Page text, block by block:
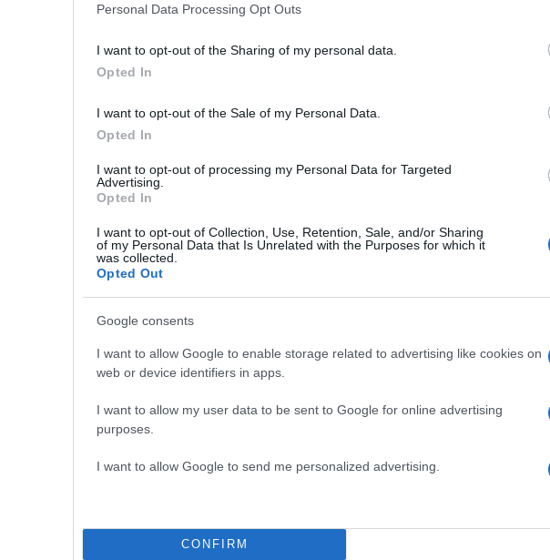
Personal Data Processing Opt Outs
I want to opt-out of the Sharing of my personal data.
Opted In
I want to opt-out of the Sale of my Personal Data.
Opted In
I want to opt-out of processing my Personal Data for Targeted
Advertising.
Opted In
I want to opt-out of Collection, Use, Retention, Sale, and/or Sharing
of my Personal Data that Is Unrelated with the Purposes for which it
was collected.
Opted Out
Google consents
I want to allow Google to enable storage related to advertising like cookies on
web or device identifiers in apps.
I want to allow my user data to be sent to Google for online advertising
purposes.
I want to allow Google to send me personalized advertising.
CONFIRM
Στο σημείο βρέθηκε δύτης προκειμένου να ξεκινήσει επιχείρηση έρευνας / korinthostv